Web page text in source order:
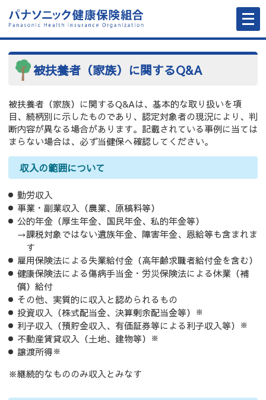
メ
ニ
ュ
ー
開
被扶養者（家族）に関するQ&A
被扶養者（家族）に関するQ&Aは、基本的な取り扱いを項
目、続柄別に示したものであり、認定対象者の現況により、判
断内容が異なる場合があります。記載されている事例に当ては
まらない場合は、必ず当健保へ確認してください。
収入の範囲について
勤労収入
事業・副業収入（農業、原稿料等）
公的年金（厚生年金、国民年金、私的年金等）
→課税対象ではない遺族年金、障害年金、恩給等も含まれま
す
雇用保険法による失業給付金（高年齢求職者給付金を含む）
健康保険法による傷病手当金・労災保険法による休業（補
償）給付
その他、実質的に収入と認められるもの
投資収入（株式配当金、決算剰余配当金等） ※
利子収入（預貯金収入、有価証券等による利子収入等） ※
不動産賃貸収入（土地、建物等） ※
譲渡所得※
※継続的なもののみ収入とみなす